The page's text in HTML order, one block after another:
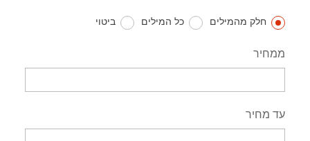
חלק מהמילים כל המילים ביטוי
ממחיר
עד מחיר